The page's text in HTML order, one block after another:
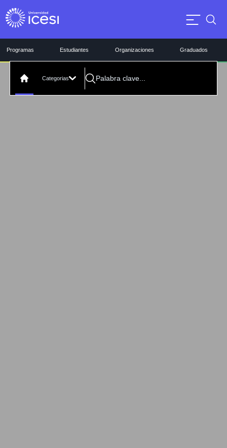
Programas Estudiantes Organizaciones Graduados
Categorias